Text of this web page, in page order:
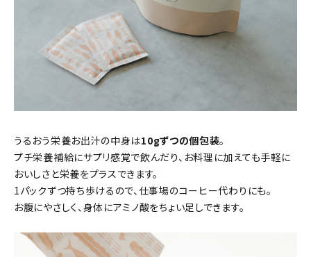
うるおう栄養お出汁の中身は10gずつの個包装。
プチ栄養補給にサプリ感覚で飲んだり、お料理に加えても手軽に
おいしさと栄養をプラスできます。
1パックずつ持ち歩けるので、仕事場のコーヒー代わりにも。
お腹にやさしく、身体にアミノ酸をちょい足しできます。